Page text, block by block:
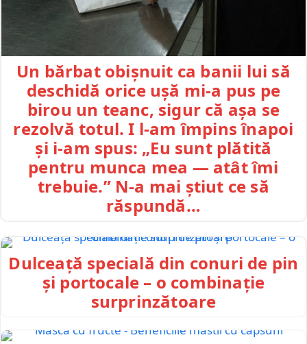
Un bărbat obișnuit ca banii lui să
deschidă orice ușă mi-a pus pe
birou un teanc, sigur că așa se
rezolvă totul. I l-am împins înapoi
și i-am spus: „Eu sunt plătită
pentru munca mea — atât îmi
trebuie.” N-a mai știut ce să
răspundă…
Dulceață specială din conuri de pin
și portocale – o combinație
surprinzătoare